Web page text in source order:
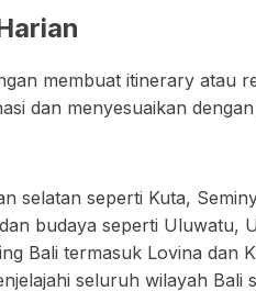
membuat itinerary atau
dan menyesuaikan
selatan seperti Kuta,
budaya seperti Uluwatu,
Bali termasuk Lovina dan
seluruh wilayah Bali